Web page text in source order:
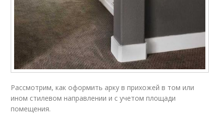
Рассмотрим, как оформить арку в прихожей в том или
ином стилевом направлении и с учетом площади
помещения.